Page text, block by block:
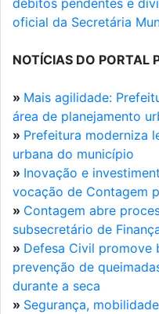
débitos pendentes e
oficial da Secretária
NOTÍCIAS DO PORTAL
» Mais agilidade:
área de planejamento
» Prefeitura moderniza
urbana do município
» Inovação e
vocação de Contagem
» Contagem abre
subsecretário de
» Defesa Civil promove
prevenção de
durante a seca
» Segurança,